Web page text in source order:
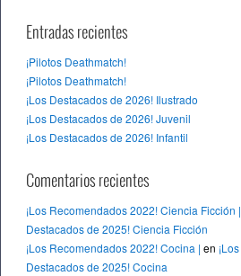
Entradas recientes
¡Pilotos Deathmatch!
¡Pilotos Deathmatch!
¡Los Destacados de 2026! Ilustrado
¡Los Destacados de 2026! Juvenil
¡Los Destacados de 2026! Infantil
Comentarios recientes
¡Los Recomendados 2022! Ciencia Ficción |
Destacados de 2025! Ciencia Ficción
¡Los Recomendados 2022! Cocina | en ¡Los
Destacados de 2025! Cocina